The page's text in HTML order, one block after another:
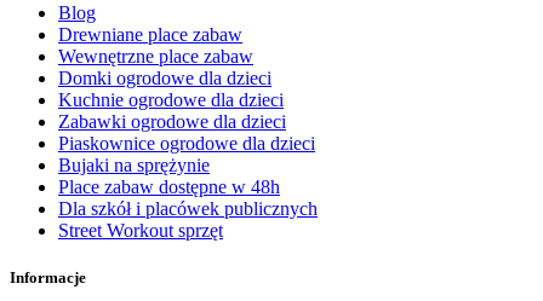
Blog
Drewniane place zabaw
Wewnętrzne place zabaw
Domki ogrodowe dla dzieci
Kuchnie ogrodowe dla dzieci
Zabawki ogrodowe dla dzieci
Piaskownice ogrodowe dla dzieci
Bujaki na sprężynie
Place zabaw dostępne w 48h
Dla szkół i placówek publicznych
Street Workout sprzęt
Informacje